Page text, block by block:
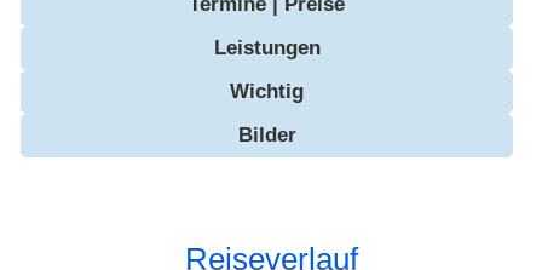
Leistungen
Wichtig
Bilder
Reiseverlauf